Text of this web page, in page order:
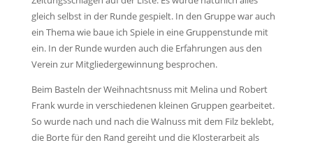
gleich selbst in der Runde gespielt. In den Gruppe war auch
ein Thema wie baue ich Spiele in eine Gruppenstunde mit
ein. In der Runde wurden auch die Erfahrungen aus den
Verein zur Mitgliedergewinnung besprochen.
Beim Basteln der Weihnachtsnuss mit Melina und Robert
Frank wurde in verschiedenen kleinen Gruppen gearbeitet.
So wurde nach und nach die Walnuss mit dem Filz beklebt,
die Borte für den Rand gereiht und die Klosterarbeit als